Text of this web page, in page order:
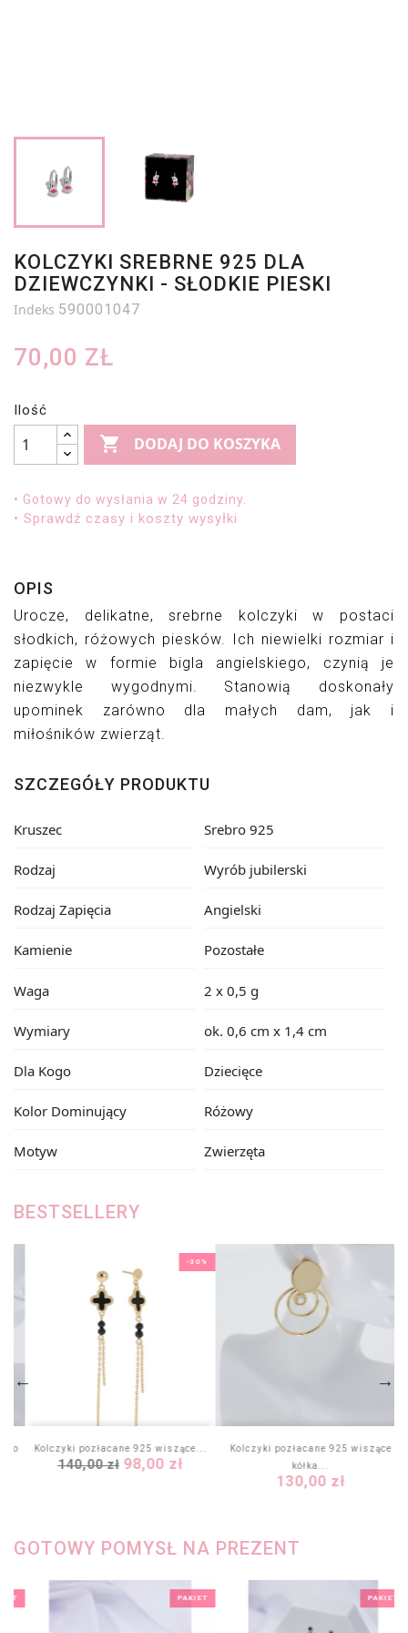
KOLCZYKI SREBRNE 925 DLA
DZIEWCZYNKI - SŁODKIE PIESKI
Indeks 590001047
70,00 ZŁ
Ilość
 DODAJ DO KOSZYKA
• Gotowy do wysłania w 24 godziny.
• Sprawdź czasy i koszty wysyłki
OPIS
Urocze, delikatne, srebrne kolczyki w postaci
słodkich, różowych piesków. Ich niewielki rozmiar i
zapięcie w formie bigla angielskiego, czynią je
niezwykle wygodnymi. Stanowią doskonały
upominek zarówno dla małych dam, jak i
miłośników zwierząt.
SZCZEGÓŁY PRODUKTU
Kruszec Srebro 925
Rodzaj Wyrób jubilerski
Rodzaj Zapięcia Angielski
Kamienie Pozostałe
Waga 2 x 0,5 g
Wymiary ok. 0,6 cm x 1,4 cm
Dla Kogo Dziecięce
Kolor Dominujący Różowy
Motyw Zwierzęta
BESTSELLERY
Kolczyki pozłacane 925 wiszące...
Cena
140,00 zł Cena
98,00 zł
-30%
Kolczyki pozłacane 925 wiszące
kółka...
Cena
130,00 zł
GOTOWY POMYSŁ NA PREZENT
PAKIET PAKIET